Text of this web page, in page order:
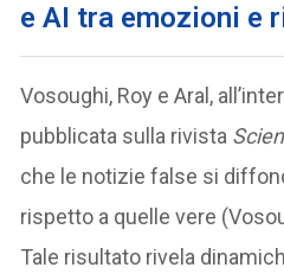
e AI tra emozioni e
Vosoughi, Roy e Aral,
pubblicata sulla rivista
che le notizie false si
rispetto a quelle vere
Tale risultato rivela